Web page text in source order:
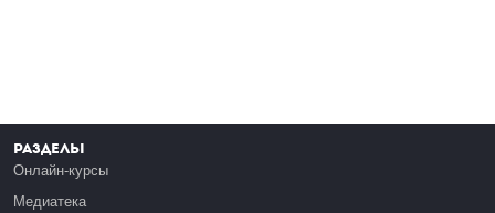
Разделы
Онлайн-курсы
Медиатека